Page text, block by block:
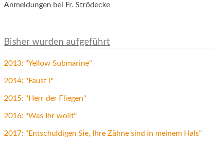
Anmeldungen bei Fr. Strödecke
Bisher wurden aufgeführt
2013: "Yellow Submarine"
2014: "Faust I"
2015: "Herr der Fliegen"
2016: "Was Ihr wollt"
2017: "Entschuldigen Sie, Ihre Zähne sind in meinem Hals"